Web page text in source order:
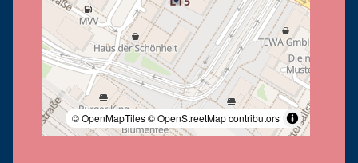
© OpenMapTiles© OpenStreetMap contributors